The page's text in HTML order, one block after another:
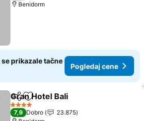
Benidorm
prikazale tačne
Pogledaj cene
Deli Dodati u favorite
Gran Hotel Bali
4 Zvezdice
7,9 Dobro
23.875